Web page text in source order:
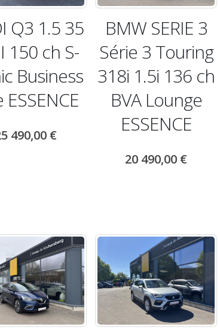
Q3 1.5 35
150 ch S-
Business
ESSENCE
490,00 €
BMW SERIE 3
Série 3 Touring
318i 1.5i 136 ch
BVA Lounge
ESSENCE
20 490,00 €